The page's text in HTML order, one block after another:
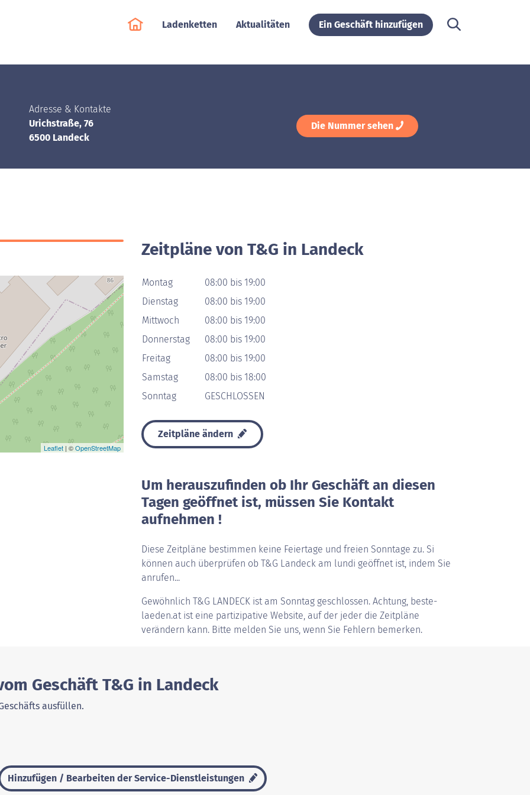
Ladenketten Aktualitäten Ein Geschäft hinzufügen
Adresse & Kontakte
Urichstraße, 76
6500 Landeck
Die Nummer sehen
Leaflet | ©OpenStreetMap
Zeitpläne von T&G in Landeck
Montag
08:00 bis 19:00
Dienstag
08:00 bis 19:00
Mittwoch
08:00 bis 19:00
Donnerstag
08:00 bis 19:00
Freitag
08:00 bis 19:00
Samstag
08:00 bis 18:00
Sonntag
GESCHLOSSEN
Zeitpläne ändern
Um herauszufinden ob Ihr Geschäft an diesen
Tagen geöffnet ist, müssen Sie Kontakt
aufnehmen !
Diese Zeitpläne bestimmen keine Feiertage und freien Sonntage zu. Si
können auch überprüfen ob T&G Landeck am lundi geöffnet ist, indem Sie
anrufen...
Gewöhnlich T&G LANDECK ist am Sonntag geschlossen. Achtung, beste-
laeden.at ist eine partizipative Website, auf der jeder die Zeitpläne
verändern kann. Bitte melden Sie uns, wenn Sie Fehlern bemerken.
Geschäft T&G in Landeck
ausfüllen.
Hinzufügen / Bearbeiten der Service-Dienstleistungen